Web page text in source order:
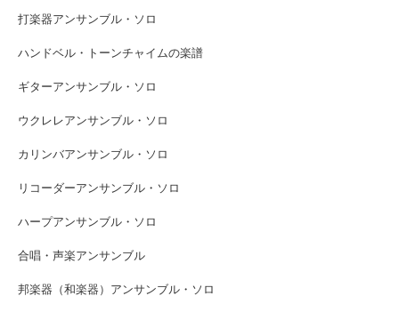
打楽器アンサンブル・ソロ
ハンドベル・トーンチャイムの楽譜
ギターアンサンブル・ソロ
ウクレレアンサンブル・ソロ
カリンバアンサンブル・ソロ
リコーダーアンサンブル・ソロ
ハープアンサンブル・ソロ
合唱・声楽アンサンブル
邦楽器（和楽器）アンサンブル・ソロ